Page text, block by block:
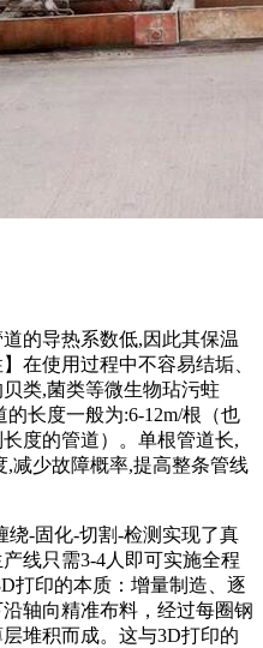
的导热系数低,因此其保温
在使用过程中不容易结垢、
类,菌类等微生物玷污蛀
长度一般为:6-12m/根（也
度的管道）。单根管道长,
减少故障概率,提高整条管线
绕-固化-切割-检测实现了真
线只需3-4人即可实施全程
打印的本质：增量制造、逐
轴向精准布料，经过每圈钢
堆积而成。这与3D打印的